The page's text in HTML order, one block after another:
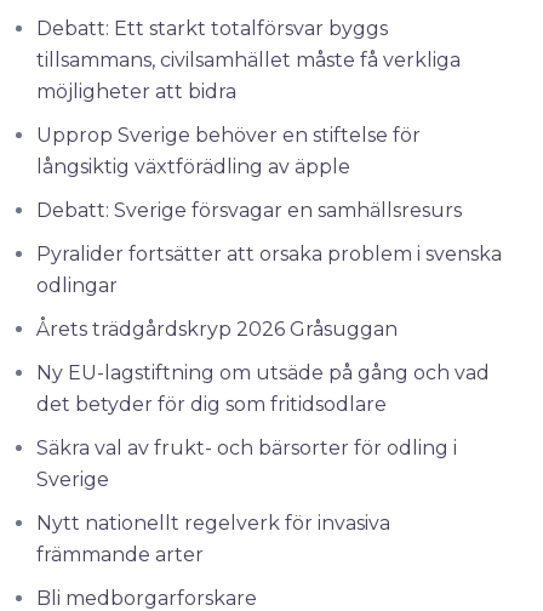
Debatt: Ett starkt totalförsvar byggs
tillsammans, civilsamhället måste få verkliga
möjligheter att bidra
Upprop Sverige behöver en stiftelse för
långsiktig växtförädling av äpple
Debatt: Sverige försvagar en samhällsresurs
Pyralider fortsätter att orsaka problem i svenska
odlingar
Årets trädgårdskryp 2026 Gråsuggan
Ny EU-lagstiftning om utsäde på gång och vad
det betyder för dig som fritidsodlare
Säkra val av frukt- och bärsorter för odling i
Sverige
Nytt nationellt regelverk för invasiva
främmande arter
Bli medborgarforskare